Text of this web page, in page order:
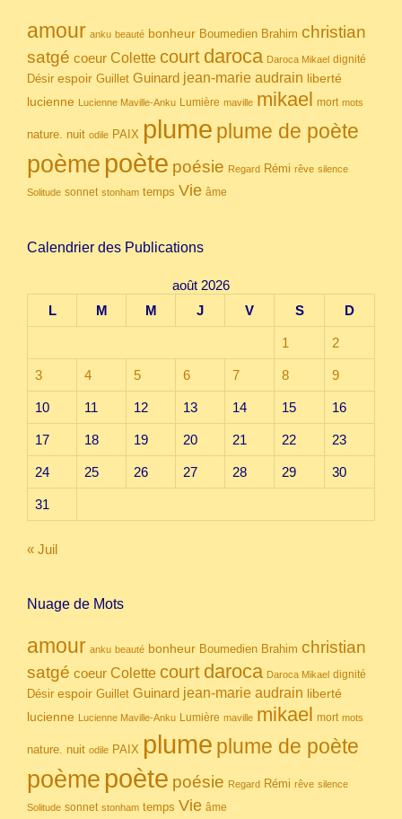
amour anku beauté bonheur Boumedien Brahim christian
satgé coeur Colette court daroca Daroca Mikael dignité
Désir espoir Guillet Guinard jean-marie audrain liberté
lucienne Lucienne Maville-Anku Lumière maville mikael mort mots
nature. nuit odile PAIX plume plume de poète
poème poète poésie Regard Rémi rêve silence
Solitude sonnet stonham temps Vie âme
Calendrier des Publications
août 2026
L
M M J V S D
1 2
3 4 5 6 7 8 9
10 11 12 13 14 15 16
17 18 19 20 21 22 23
24 25 26 27 28 29 30
31
« Juil
Nuage de Mots
amour anku beauté bonheur Boumedien Brahim christian
satgé coeur Colette court daroca Daroca Mikael dignité
Désir espoir Guillet Guinard jean-marie audrain liberté
lucienne Lucienne Maville-Anku Lumière maville mikael mort mots
nature. nuit odile PAIX plume plume de poète
poème poète poésie Regard Rémi rêve silence
Solitude sonnet stonham temps Vie âme